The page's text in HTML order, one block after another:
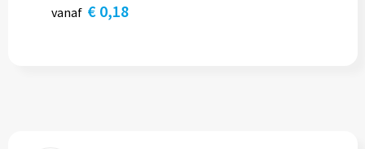
vanaf € 0,18